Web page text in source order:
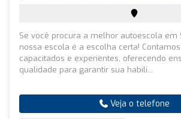
Se você procura a melhor autoescola em
nossa escola é a escolha certa!
capacitados e experientes, oferecendo
qualidade para garantir sua habili...
Veja o telefone